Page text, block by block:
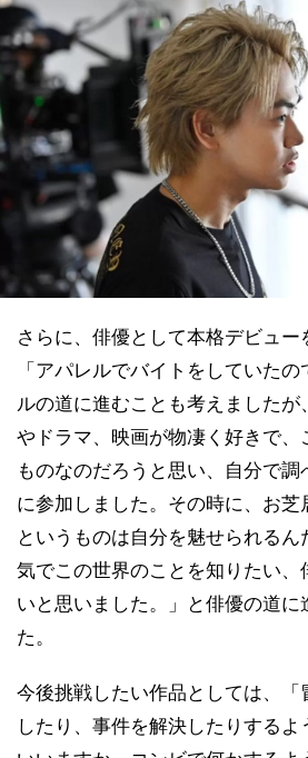
さらに、俳優として本格デビュー
「アパレルでバイトをしていた
ルの道に進むことも考えました
やドラマ、映画が物凄く好きで、
ものなのだろうと思い、自分で
に参加しました。その時に、お芝
というものは自分を魅せられる
気でこの世界のことを知りたい、
いと思いました。」と俳優の道に
た。
今後挑戦したい作品としては、「
したり、事件を解決したりするよ